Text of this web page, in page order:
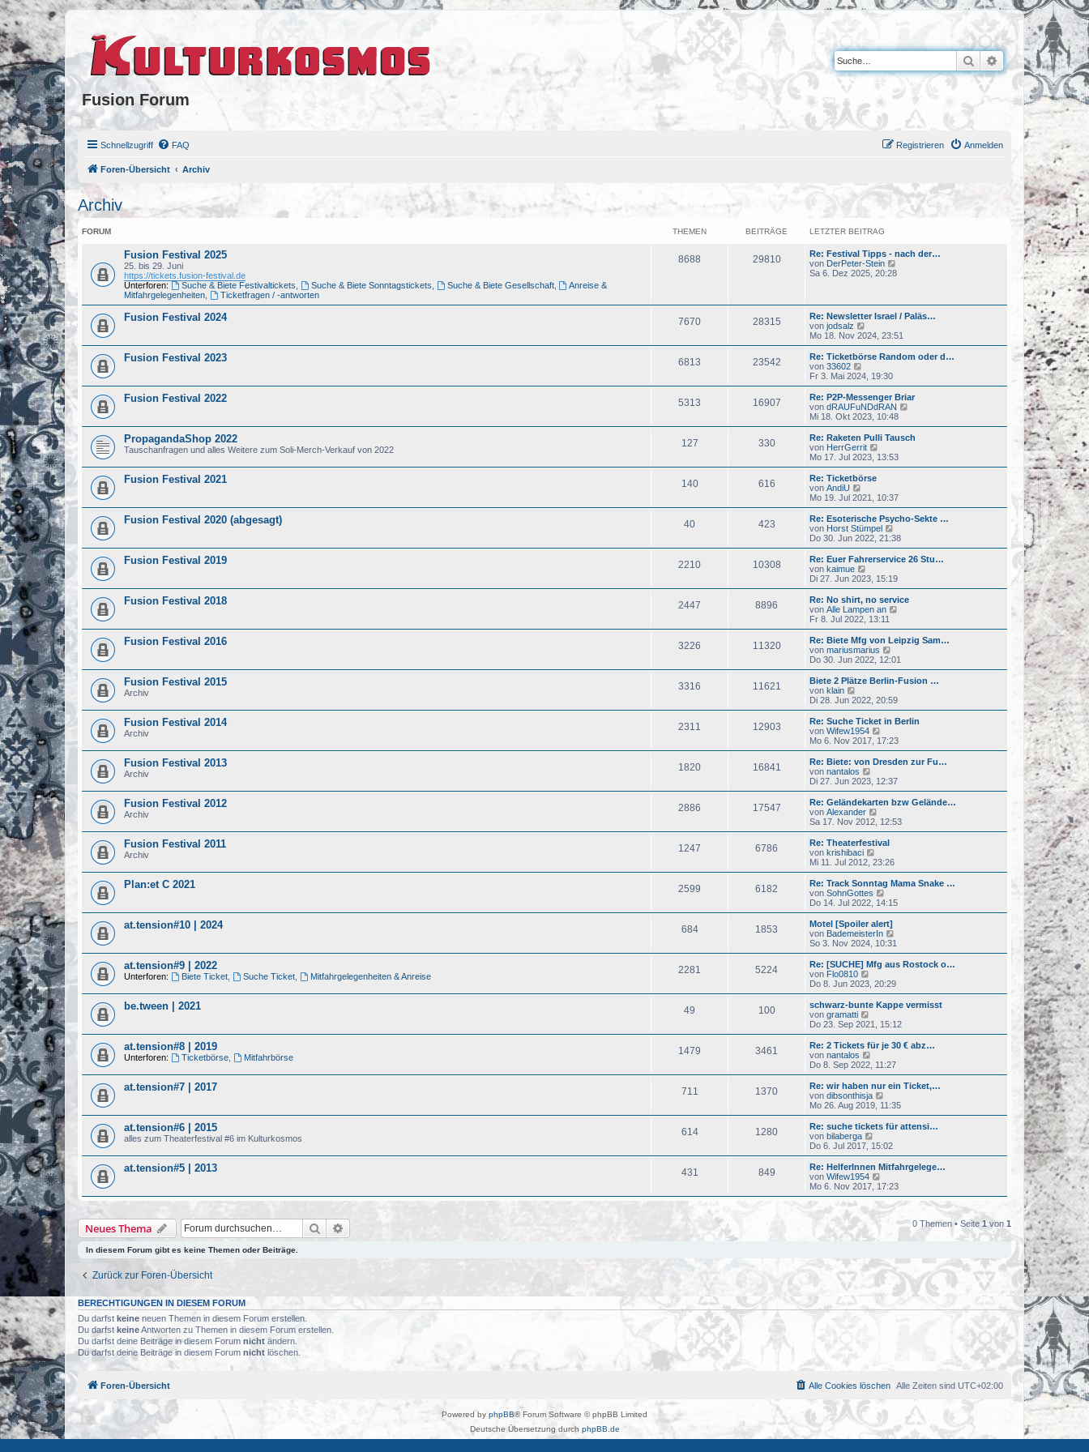
Fusion Forum
Suche Erweiterte Suche
Schnellzugriff FAQ Anmelden
Registrieren
Foren-Übersicht Archiv
Archiv
FORUM THEMEN BEITRÄGE LETZTER BEITRAG
Fusion Festival 2025
25. bis 29. Juni
https://tickets.fusion-festival.de
Unterforen:
Suche & Biete Festivaltickets Suche & Biete Sonntagstickets Suche & Biete Gesellschaft,
Anreise &
Mitfahrgelegenheiten
Ticketfragen / -antworten
8688 29810
Re: Festival Tipps - nach der…
von DerPeter-Stein
e
t
e
r
B
i
a
g
Sa 6. Dez 2025, 20:28
Fusion Festival 2024 7670 28315
Re: Newsletter Israel / Paläs…
von jodsalz
e
u
e
e
B
e
i
r
a
g
Mo 18. Nov 2024, 23:51
Fusion Festival 2023 6813 23542
Re: Ticketbörse Random oder d…
von 33602
e
u
e
s
t
r
B
e
i
r
g
Fr 3. Mai 2024, 19:30
Fusion Festival 2022 5313 16907
Re: P2P-Messenger Briar
von dRAUFuNDdRAN
u
e
r
Mi 18. Okt 2023, 10:48
PropagandaShop 2022
Tauschanfragen und alles Weitere zum Soli-Merch-Verkauf von 2022
127 330
Re: Raketen Pulli Tausch
von HerrGerrit
e
u
t
r
B
e
i
r
g
Mo 17. Jul 2023, 13:53
Fusion Festival 2021 140 616
Re: Ticketbörse
von AndiU
e
u
e
s
t
B
e
i
r
a
g
Mo 19. Jul 2021, 10:37
Fusion Festival 2020 (abgesagt) 40 423
Re: Esoterische Psycho-Sekte …
von Horst Stümpel
e
u
e
t
r
B
e
r
g
Do 30. Jun 2022, 21:38
Fusion Festival 2019 2210 10308
Re: Euer Fahrerservice 26 Stu…
von kaimue
e
u
e
s
B
e
i
r
g
Di 27. Jun 2023, 15:19
Fusion Festival 2018 2447 8896
Re: No shirt, no service
von Alle Lampen an
u
e
s
t
r
B
r
g
Fr 8. Jul 2022, 13:11
Fusion Festival 2016 3226 11320
Re: Biete Mfg von Leipzig Sam…
von mariusmarius
e
u
e
t
r
B
e
i
r
g
Do 30. Jun 2022, 12:01
Fusion Festival 2015
Archiv
3316 11621
Biete 2 Plätze Berlin-Fusion …
von klain
e
u
e
s
t
B
e
i
r
a
g
Di 28. Jun 2022, 20:59
Fusion Festival 2014
Archiv
2311 12903
Re: Suche Ticket in Berlin
von Wifew1954
e
u
e
t
B
e
i
r
g
Mo 6. Nov 2017, 17:23
Fusion Festival 2013
Archiv
1820 16841
Re: Biete: von Dresden zur Fu…
von nantalos
u
e
s
t
e
r
B
e
i
r
a
g
Di 27. Jun 2023, 12:37
Fusion Festival 2012
Archiv
2886 17547
Re: Geländekarten bzw Gelände…
von Alexander
e
u
e
t
B
e
i
r
a
g
Sa 17. Nov 2012, 12:53
Fusion Festival 2011
Archiv
1247 6786
Re: Theaterfestival
von krishibaci
e
u
e
s
t
r
B
e
i
r
g
Mi 11. Jul 2012, 23:26
Plan:et C 2021 2599 6182
Re: Track Sonntag Mama Snake …
von SohnGottes
e
u
e
s
t
B
e
i
r
g
Do 14. Jul 2022, 14:15
at.tension#10 | 2024 684 1853
Motel [Spoiler alert]
von BademeisterIn
e
u
e
t
B
e
i
r
So 3. Nov 2024, 10:31
at.tension#9 | 2022
Unterforen: Biete Ticket, Suche Ticket, Mitfahrgelegenheiten & Anreise
2281 5224
Re: [SUCHE] Mfg aus Rostock o…
von Flo0810
e
u
e
t
r
B
e
i
r
a
g
Do 8. Jun 2023, 20:29
be.tween | 2021 49 100
schwarz-bunte Kappe vermisst
von gramatti
e
u
e
s
t
e
B
e
i
r
a
g
Do 23. Sep 2021, 15:12
at.tension#8 | 2019
Unterforen: Ticketbörse, Mitfahrbörse
1479 3461
Re: 2 Tickets für je 30 € abz…
von nantalos
e
u
e
s
t
e
B
e
i
r
a
g
Do 8. Sep 2022, 11:27
at.tension#7 | 2017 711 1370
Re: wir haben nur ein Ticket,…
von dibsonthisja
e
u
e
t
r
B
e
r
a
Mo 26. Aug 2019, 11:35
at.tension#6 | 2015
alles zum Theaterfestival #6 im Kulturkosmos
614 1280
Re: suche tickets für attensi…
von bilaberga
e
u
e
s
t
r
e
t
a
g
Do 6. Jul 2017, 15:02
at.tension#5 | 2013 431 849
Re: HelferInnen Mitfahrgelege…
von Wifew1954
e
u
e
s
t
e
t
r
g
Mo 6. Nov 2017, 17:23
Neues Thema Suche 0 Themen • Seite1von 1
In diesem Forum gibt es keine Themen oder Beiträge.
Zurück zur Foren-Übersicht
BERECHTIGUNGEN IN DIESEM FORUM
Du darfst keine neuen Themen in diesem Forum erstellen.
Du darfstkeineAntworten zu Themen in diesem Forum erstellen.
Du darfst deine Beiträge in diesem Forum nicht ändern.
Du darfst deine Beiträge in diesem Forum nicht löschen.
Foren-Übersicht Alle Zeiten sind UTC+02:00
Alle Cookies löschen
Powered by phpBB® Forum Software © phpBB Limited
Deutsche Übersetzung durch phpBB.de